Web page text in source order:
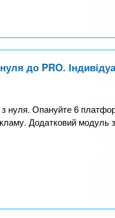
нуля до PRO.
нуля. Опануйте 6
Додатковий модуль з